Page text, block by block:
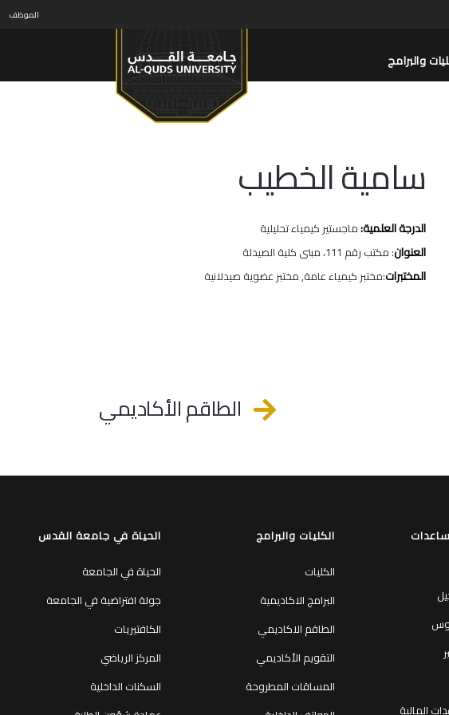
الموظف
والبرامج
سامية الخطيب
الدرجة العلمية:ماجستير كيمياء تحليلية
العنوان: مكتب رقم 111، مبنى كلية الصيدلة
المختبرات:مختبر كيمياء عامة, مختبر عضوية صيدلانية
الطاقم الأكاديمي
المالية
الكليات والبرامج
الكليات
البرامج الاكاديمية
الطاقم الاكاديمي
التقويم الأكاديمي
المساقات المطروحة
الحياة في جامعة القدس
الحياة في الجامعة
جولة افتراضية في الجامعة
الكافتيريات
المركز الرياضي
السكنات الداخلية